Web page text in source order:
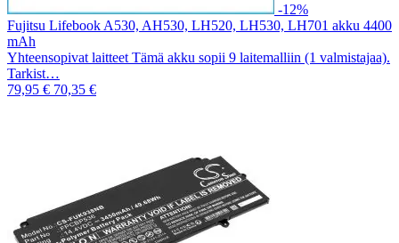
-12%
Fujitsu Lifebook A530, AH530, LH520, LH530, LH701 akku 4400
mAh
Yhteensopivat laitteet Tämä akku sopii 9 laitemalliin (1 valmistajaa).
Tarkist…
79,95 € 70,35 €